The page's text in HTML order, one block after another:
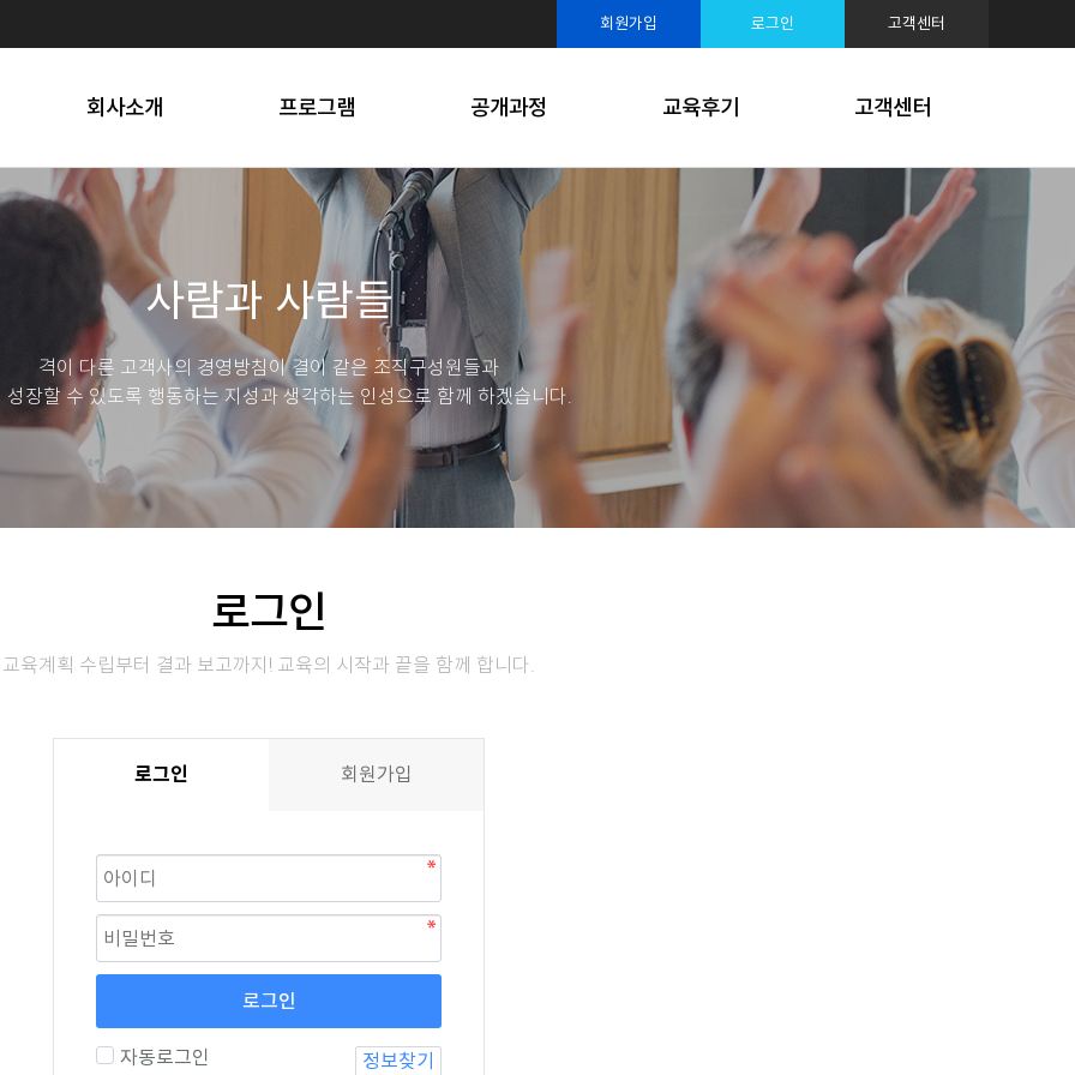
회원가입 로그인 고객센터
회사소개 프로그램 공개과정 교육후기 고객센터
사람과 사람들
격이 다른 고객사의 경영방침이 결이 같은 조직구성원들과
성장할 수 있도록 행동하는 지성과 생각하는 인성으로 함께 하겠습니다.
로그인
교육계획 수립부터 결과 보고까지! 교육의 시작과 끝을 함께 합니다.
로그인 회원가입
로그인
자동로그인 정보찾기